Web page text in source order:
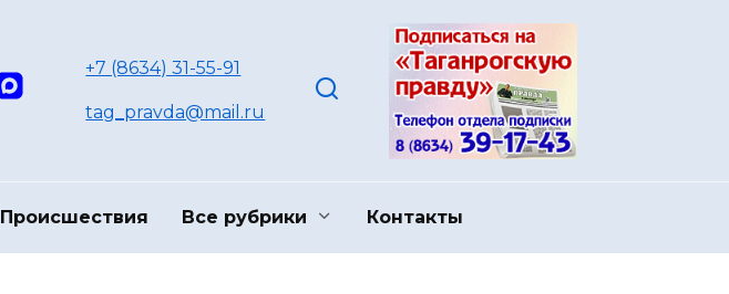
+7 (8634) 31-55-91
tag_pravda@mail.ru
Происшествия Все рубрики Контакты